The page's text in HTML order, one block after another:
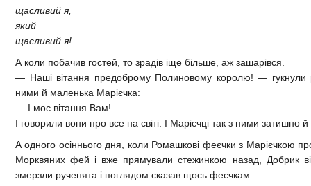
щасливий я,
який
щасливий я!
А коли побачив гостей, то зрадів іще більше, аж зашарівся.
— Наші вітання предоброму Полиновому королю!—
ними й маленька Марієчка:
— І моє вітання Вам!
І говорили вони про все на світі. І Марієчці так з ними затишно
А одного осіннього дня, коли Ромашкові феєчки з Марієчкою
Морквяних фей і вже прямували стежинкою назад, Добрик
змерзли рученята і поглядом сказав щось феєчкам.